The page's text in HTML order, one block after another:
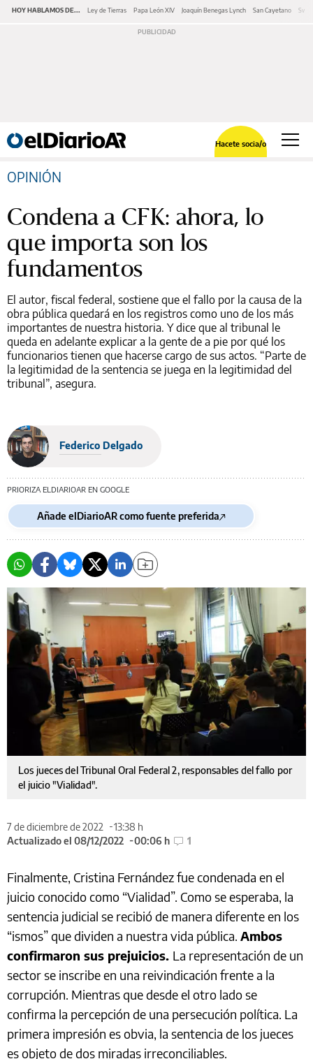
HOY HABLAMOS DE... Ley de Tierras Papa León XIV Joaquín Benegas Lynch San Cayetano
Hacete socia/o
OPINIÓN
Condena a CFK: ahora, lo
que importa son los
fundamentos
El autor, fiscal federal, sostiene que el fallo por la causa de la
obra pública quedará en los registros como uno de los más
importantes de nuestra historia. Y dice que al tribunal le
queda en adelante explicar a la gente de a pie por qué los
funcionarios tienen que hacerse cargo de sus actos. “Parte de
la legitimidad de la sentencia se juega en la legitimidad del
tribunal”, asegura.
Federico Delgado
PRIORIZA ELDIARIOAR EN GOOGLE
Añade elDiarioAR como fuente preferida
Los jueces del Tribunal Oral Federal 2, responsables del fallo por
el juicio "Vialidad".
7 de diciembre de 2022
13:38 h
Actualizado el 08/12/2022
00:06 h 1
Finalmente, Cristina Fernández fue condenada en el
juicio conocido como “Vialidad”. Como se esperaba, la
sentencia judicial se recibió de manera diferente en los
“ismos” que dividen a nuestra vida pública. Ambos
confirmaron sus prejuicios. La representación de un
sector se inscribe en una reivindicación frente a la
corrupción. Mientras que desde el otro lado se
confirma la percepción de una persecución política. La
primera impresión es obvia, la sentencia de los jueces
es objeto de dos miradas irreconciliables.